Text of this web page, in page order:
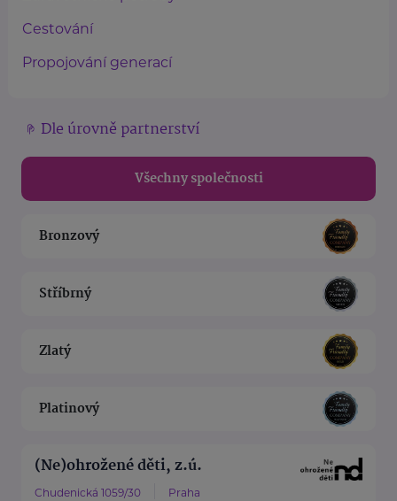
Cestování
Propojování generací
Dle úrovně partnerství
Všechny společnosti
Bronzový
Stříbrný
Zlatý
Platinový
(Ne)ohrožené děti, z.ú.
Chudenická 1059/30 Praha